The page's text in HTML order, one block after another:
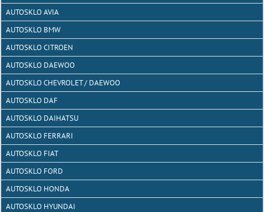
AUTOSKLO AVIA
AUTOSKLO BMW
AUTOSKLO CITROEN
AUTOSKLO DAEWOO
AUTOSKLO CHEVROLET / DAEWOO
AUTOSKLO DAF
AUTOSKLO DAIHATSU
AUTOSKLO FERRARI
AUTOSKLO FIAT
AUTOSKLO FORD
AUTOSKLO HONDA
AUTOSKLO HYUNDAI